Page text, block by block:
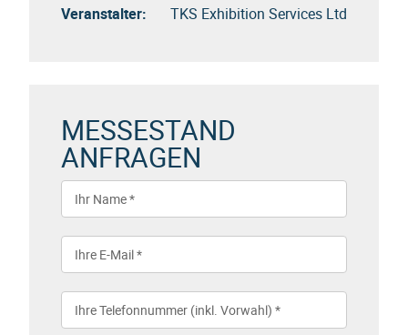
Veranstalter:
TKS Exhibition Services Ltd
MESSESTAND
ANFRAGEN